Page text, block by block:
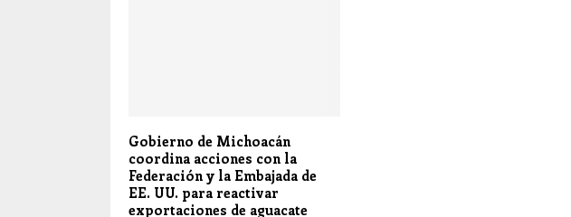
Gobierno de Michoacán
coordina acciones con la
Federación y la Embajada de
EE. UU. para reactivar
exportaciones de aguacate